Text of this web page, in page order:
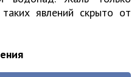
явлений скрыто от